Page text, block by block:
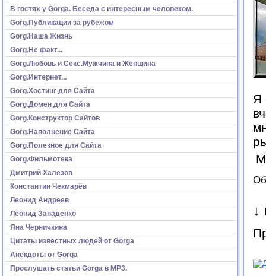
В гостях у Gorga. Беседа с интересным человеком.
Gorg.Публикации за рубежом
Gorg.Наша Жизнь
Gorg.Не факт...
Gorg.Любовь и Секс.Мужчина и Женщина
Gorg.Интернет...
Gorg.Хостинг для Сайта
Gorg.Домен для Сайта
Gorg.Конструктор Сайтов
Gorg.Наполнение Сайта
Gorg.Полезное для Сайта
Gorg.Фильмотека
Дмитрий Халезов
Константин Чекмарёв
Леонид Андреев
Леонид Западенко
Яна Черничкина
Цитаты известных людей от Gorga
Анекдоты от Gorga
Прослушать статьи Gorga в МР3.
Я